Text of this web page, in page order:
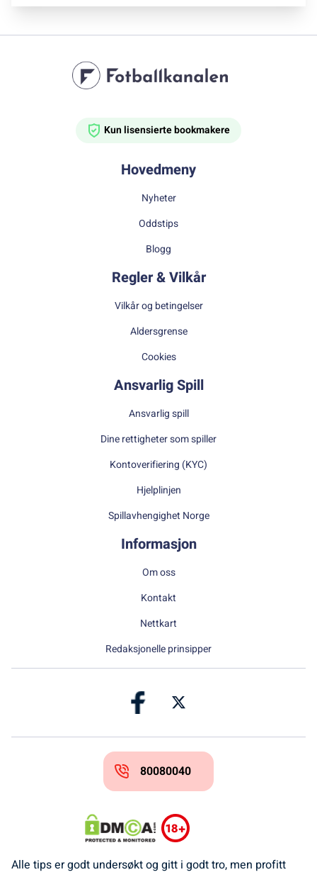
Kun lisensierte bookmakere
Hovedmeny
Nyheter
Oddstips
Blogg
Regler & Vilkår
Vilkår og betingelser
Aldersgrense
Cookies
Ansvarlig Spill
Ansvarlig spill
Dine rettigheter som spiller
Kontoverifiering (KYC)
Hjelplinjen
Spillavhengighet Norge
Informasjon
Om oss
Kontakt
Nettkart
Redaksjonelle prinsipper
80080040
Alle tips er godt undersøkt og gitt i godt tro, men profitt